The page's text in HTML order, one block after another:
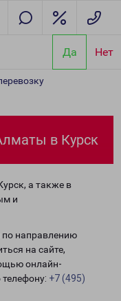
Да Нет
в Курск
а также в
и
по направлению
на сайте,
онлайн-
+7 (495)